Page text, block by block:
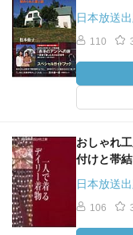
日本放送
110
おしゃれ
付けと帯
日本放送
106